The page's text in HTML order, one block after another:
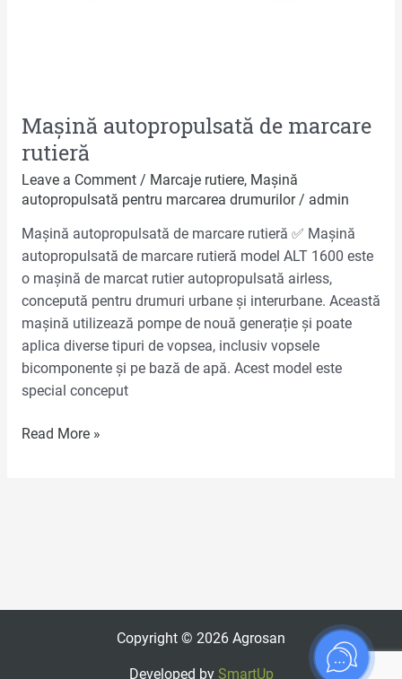
Mașină autopropulsată de marcare
rutieră
Leave a Comment / Marcaje rutiere, Mașină
autopropulsată pentru marcarea drumurilor/ admin
Mașină autopropulsată de marcare rutieră ✅ Mașină
autopropulsată de marcare rutieră model ALT 1600 este
o mașină de marcat rutier autopropulsată airless,
concepută pentru drumuri urbane și interurbane. Această
mașină utilizează pompe de nouă generație și poate
aplica diverse tipuri de vopsea, inclusiv vopsele
bicomponente și pe bază de apă. Acest model este
special conceput
Read More »
Copyright © 2026 Agrosan
Developed by SmartUp